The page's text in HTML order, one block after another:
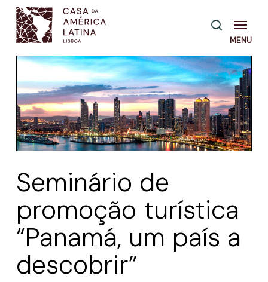
Skip
main
content
pesquisa
Menu
Seminário de
promoção turística
“Panamá, um país a
descobrir”